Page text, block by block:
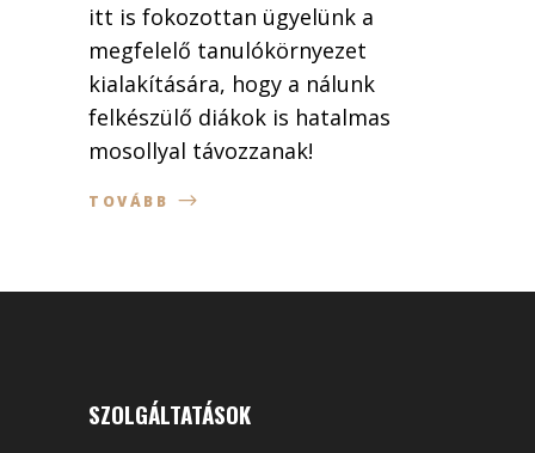
itt is fokozottan ügyelünk a
megfelelő tanulókörnyezet
kialakítására, hogy a nálunk
felkészülő diákok is hatalmas
mosollyal távozzanak!
TOVÁBB
SZOLGÁLTATÁSOK